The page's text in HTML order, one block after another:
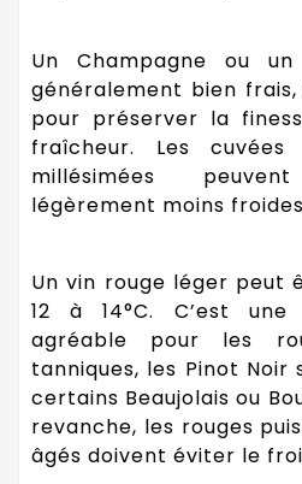
Un Champagne ou
généralement bien frais,
pour préserver la
fraîcheur. Les
millésimées
légèrement moins
Un vin rouge léger peut
12 à 14°C. C’est
agréable pour les
tanniques, les Pinot Noir
certains Beaujolais ou
revanche, les rouges
âgés doivent éviter le